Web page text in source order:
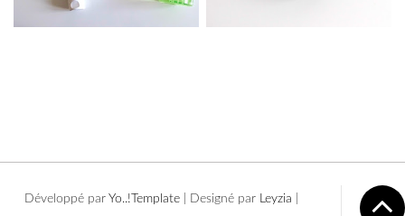
Copyright © 2016 Sammakeupaddict